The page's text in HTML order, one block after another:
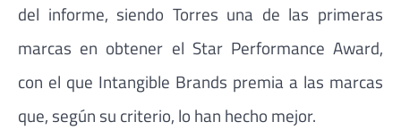
del informe, siendo Torres una de las primeras
marcas en obtener el Star Performance Award,
con el que Intangible Brands premia a las marcas
que, según su criterio, lo han hecho mejor.